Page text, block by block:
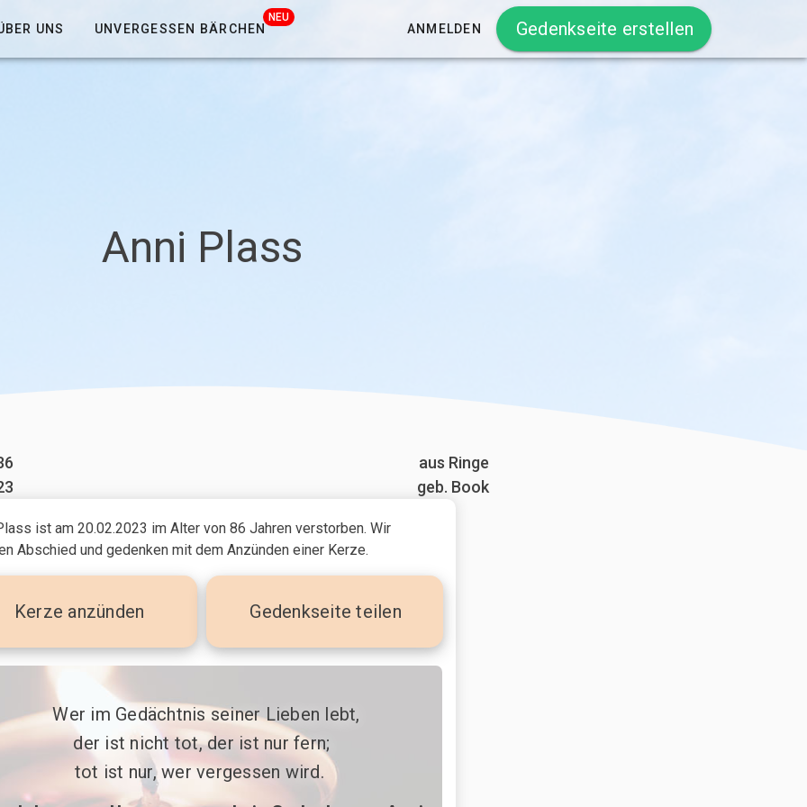
UNS UNVERGESSEN BÄRCHEN
NEU
ANMELDEN Gedenkseite erstellen
Anni Plass
aus Ringe
geb. Book
ist am 20.02.2023 im Alter von 86 Jahren verstorben. Wir
Abschied und gedenken mit dem Anzünden einer Kerze.
Kerze anzünden Gedenkseite teilen
Wer im Gedächtnis seiner Lieben lebt,
der ist nicht tot, der ist nur fern;
tot ist nur, wer vergessen wird.